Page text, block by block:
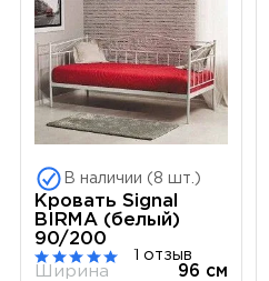
В наличии (8 шт.)
Кровать Signal
BIRMA (белый)
90/200
1 отзыв
Ширина
96 см